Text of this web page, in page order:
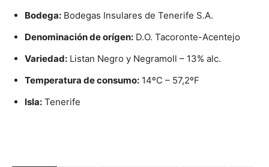
Bodega: Bodegas Insulares de Tenerife S.A.
Denominación de orígen: D.O. Tacoronte-Acentejo
Variedad: Listan Negro y Negramoll – 13% alc.
Temperatura de consumo: 14ºC – 57,2ºF
Isla: Tenerife